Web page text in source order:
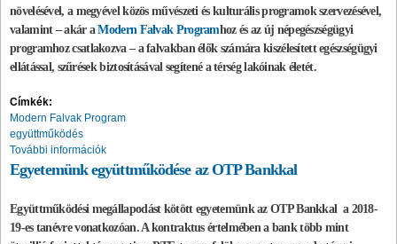
növelésével, a megyével közös művészeti és kulturális programok szervezésével,
valamint – akár aModern Falvak Programhoz és az új népegészségügyi
programhoz csatlakozva – a falvakban élők számára kiszélesített egészségügyi
ellátással, szűrések biztosításával segítené a térség lakóinak életét.
Címkék:
Modern Falvak Program
együttműködés
További információk
Egyetemünk együttműködése az OTP Bankkal
Együttműködési megállapodást kötött egyetemünkaz OTP Bankkal a 2018-
19-es tanévre vonatkozóan. A kontraktus értelmében a bank több mint